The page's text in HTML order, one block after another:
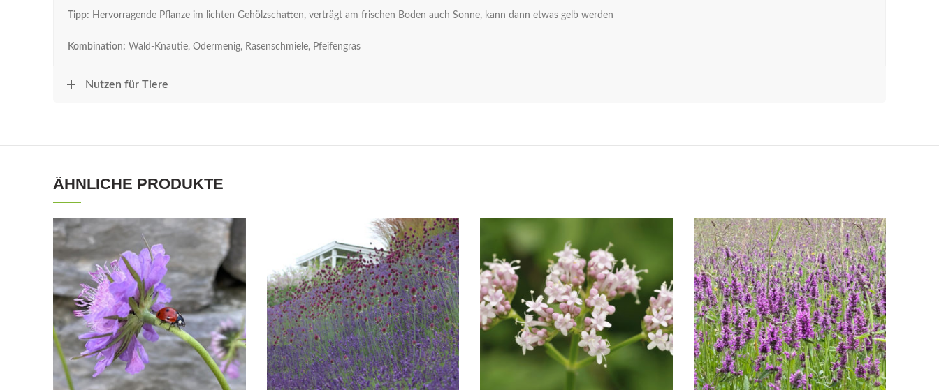
Tipp: Hervorragende Pflanze im lichten Gehölzschatten, verträgt am frischen Boden auch Sonne, kann dann etwas gelb werden
Kombination: Wald-Knautie, Odermenig, Rasenschmiele, Pfeifengras
Nutzen für Tiere
ÄHNLICHE PRODUKTE